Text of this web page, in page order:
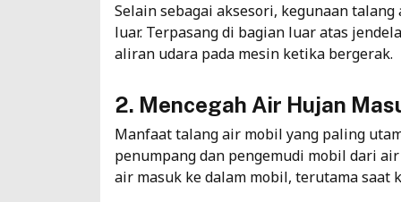
Selain sebagai aksesori, kegunaan
luar. Terpasang di bagian luar atas
aliran udara pada mesin ketika bergerak.
2. Mencegah Air Hujan
Manfaat talang air mobil yang paling
penumpang dan pengemudi mobil dari
air masuk ke dalam mobil, terutama saat